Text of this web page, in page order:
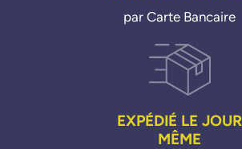
224332734R
par Carte Bancaire
EXPÉDIÉ LE JOUR
MÊME